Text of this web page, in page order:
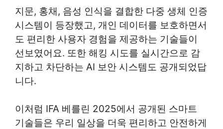
지문, 홍채, 음성 인식을 결합한 다중 생체 인증
시스템이 등장했고, 개인 데이터를 보호하면서
도 편리한 사용자 경험을 제공하는 기술들이
선보였어요. 또한 해킹 시도를 실시간으로 감
지하고 차단하는 AI 보안 시스템도 공개되었답
니다.
이처럼 IFA 베를린 2025에서 공개된 스마트
기술들은 우리 일상을 더욱 편리하고 안전하게